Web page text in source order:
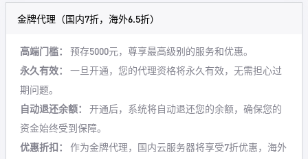
金牌代理（国内7折，海外6.5折）
高端门槛：
预存5000元，尊享最高级别的服务和优惠。
永久有效：
一旦开通，您的代理资格将永久有效，无需担心过
期问题。
自动退还余额：
开通后，系统将自动退还您的余额，确保您的
资金始终受到保障。
优惠折扣：
作为金牌代理，国内云服务器将享受7折优惠，海外